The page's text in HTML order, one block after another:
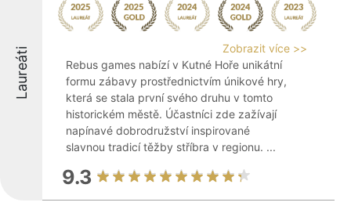
Laureáti
Zobrazit více >>
Rebus games nabízí v Kutné Hoře unikátní
formu zábavy prostřednictvím únikové hry,
která se stala první svého druhu v tomto
historickém městě. Účastníci zde zažívají
napínavé dobrodružství inspirované
slavnou tradicí těžby stříbra v regionu. ...
9.3